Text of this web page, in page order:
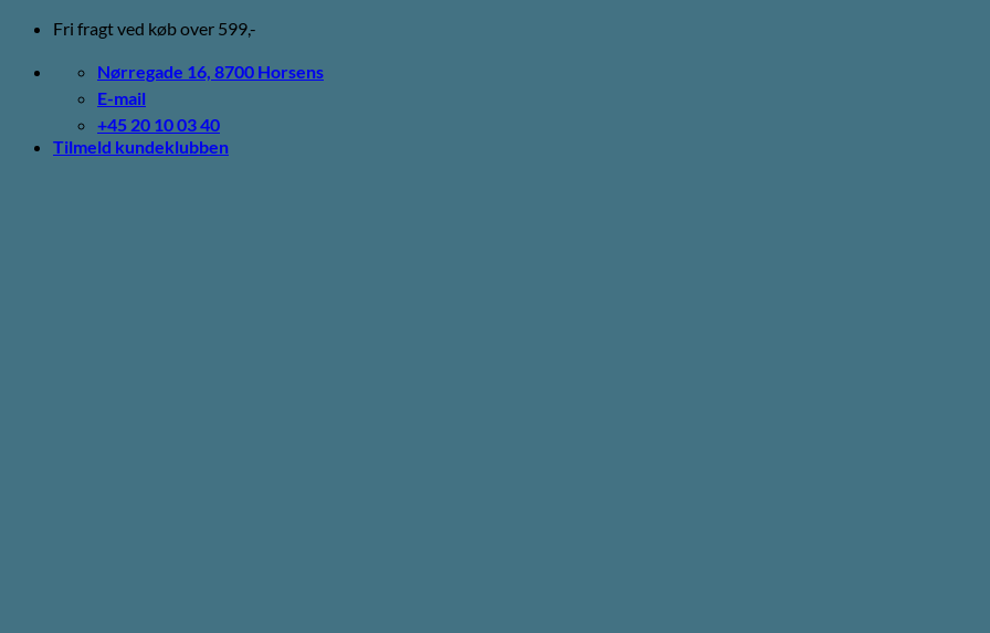
Fortsæt
indhold
Fri fragt ved køb over 599,-
Nørregade 16, 8700 Horsens
E-mail
+45 20 10 03 40
Tilmeld kundeklubben